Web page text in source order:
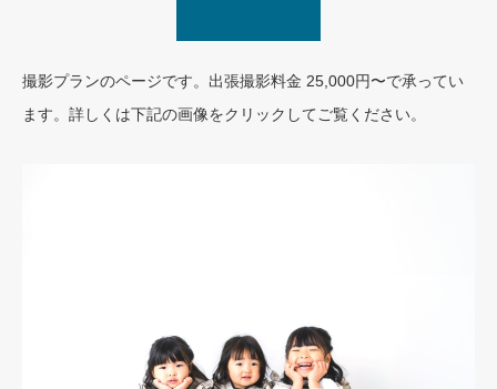
撮影プランのページです。出張撮影料金 25,000円〜で承ってい
ます。詳しくは下記の画像をクリックしてご覧ください。